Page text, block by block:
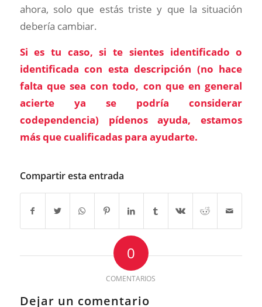
ahora, solo que estás triste y que la situación
debería cambiar.
Si es tu caso, si te sientes identificado o
identificada con esta descripción (no hace
falta que sea con todo, con que en general
acierte ya se podría considerar
codependencia) pídenos ayuda, estamos
más que cualificadas para ayudarte.
Compartir esta entrada
0
COMENTARIOS
Dejar un comentario